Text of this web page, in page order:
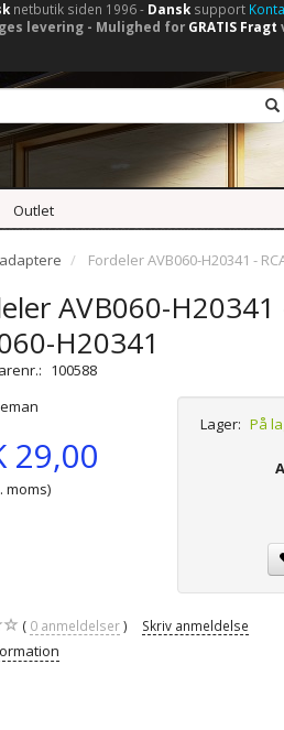
netbutik siden 1996 - Dansksupport
levering - Mulighed for GRATIS Fragt
Outlet
Fordeler AVB060-H20341 -
AVB060-
H20341
100588
29,00
moms)
Lager: På
0anmeldelser Skriv anmeldelse